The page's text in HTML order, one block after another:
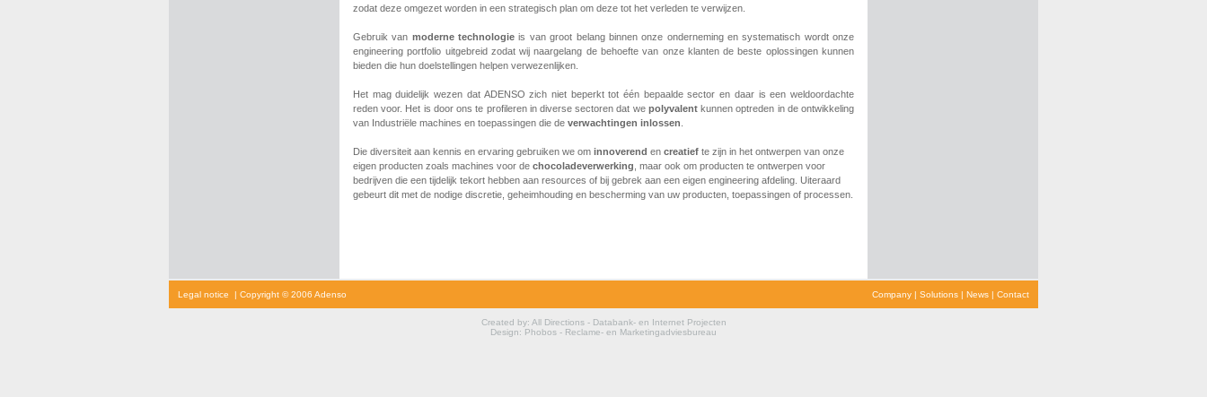
zodat deze omgezet worden in een strategisch plan om deze tot het verleden te verwijzen.
Gebruik van moderne technologie is van groot belang binnen onze onderneming en systematisch wordt onze
engineering portfolio uitgebreid zodat wij naargelang de behoefte van onze klanten de beste oplossingen kunnen
bieden die hun doelstellingen helpen verwezenlijken.
Het mag duidelijk wezen dat ADENSO zich niet beperkt tot één bepaalde sector en daar is een weldoordachte
reden voor. Het is door ons te profileren in diverse sectoren dat we polyvalentkunnen optreden in de ontwikkeling
van Industriële machines en toepassingen die de verwachtingen inlossen
Die diversiteit aan kennis en ervaring gebruiken we om innoverend en creatief te zijn in het ontwerpen van onze
eigen producten zoals machines voor de chocoladeverwerking , maar ook om producten te ontwerpen voor
bedrijven die een tijdelijk tekort hebben aan resources of bij gebrek aan een eigen engineering afdeling. Uiteraard
gebeurt dit met de nodige discretie, geheimhouding en bescherming van uw producten, toepassingen of processen.
Legal notice | Copyright © 2006 Adenso Company | Solutions | News | Contact
Created by: All Directions - Databank- en Internet Projecten
Design: Phobos - Reclame- en Marketingadviesbureau